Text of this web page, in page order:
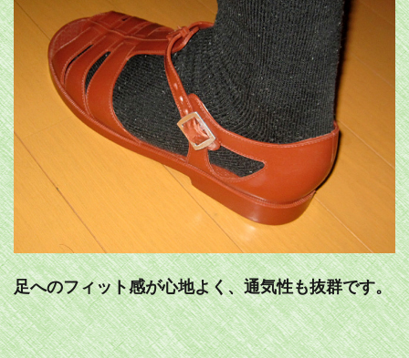
足へのフィット感が心地よく、通気性も抜群です。